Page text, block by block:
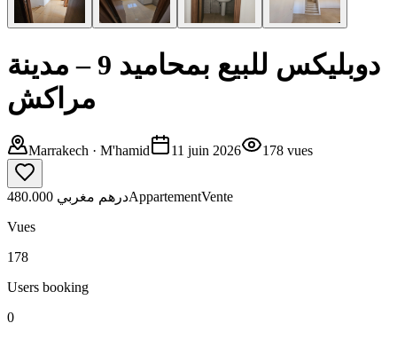
دوبليكس للبيع بمحاميد 9 – مدينة
مراكش
Marrakech · M'hamid 11 juin 2026 178 vues
480.000 درهم مغربيAppartementVente
Vues
178
Users booking
0